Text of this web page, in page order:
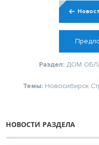
Раздел: ДОМ
Темы: Новосибирск
НОВОСТИ РАЗДЕЛА